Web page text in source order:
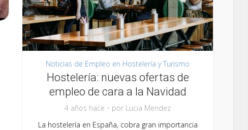
Noticias de Empleo en Hostelería y Turismo
Hostelería: nuevas ofertas de
empleo de cara a la Navidad
4 años hace por Lucia Mendez
La hostelería en España, cobra gran importancia